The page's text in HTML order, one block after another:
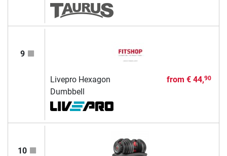
9
Livepro Hexagon
Dumbbell
from € 44,90
10